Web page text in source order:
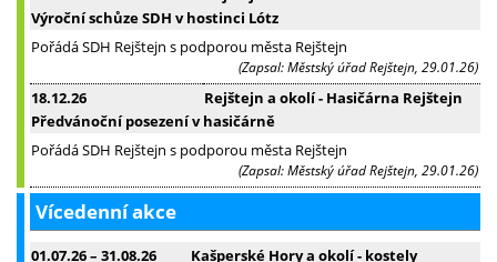
Výroční schůze SDH v hostinci Lótz
Pořádá SDH Rejštejn s podporou města Rejštejn
(Zapsal: Městský úřad Rejštejn, 29.01.26)
18.12.26
Rejštejn a okolí - Hasičárna Rejštejn
Předvánoční posezení v hasičárně
Pořádá SDH Rejštejn s podporou města Rejštejn
(Zapsal: Městský úřad Rejštejn, 29.01.26)
Vícedenní akce
01.07.26– 31.08.26 Kašperské Hory a okolí - kostely